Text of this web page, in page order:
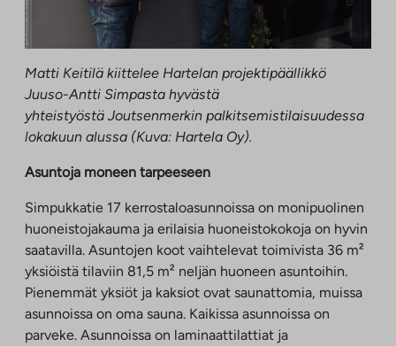
Matti Keitilä kiittelee Hartelan projektipäällikkö
Juuso-Antti Simpasta hyvästä
yhteistyöstä Joutsenmerkin palkitsemistilaisuudessa
lokakuun alussa (Kuva: Hartela Oy).
Asuntoja moneen tarpeeseen
Simpukkatie 17 kerrostaloasunnoissa on monipuolinen
huoneistojakauma ja erilaisia huoneistokokoja on hyvin
saatavilla. Asuntojen koot vaihtelevat toimivista 36 m²
yksiöistä tilaviin 81,5 m² neljän huoneen asuntoihin.
Pienemmät yksiöt ja kaksiot ovat saunattomia, muissa
asunnoissa on oma sauna. Kaikissa asunnoissa on
parveke. Asunnoissa on laminaattilattiat ja